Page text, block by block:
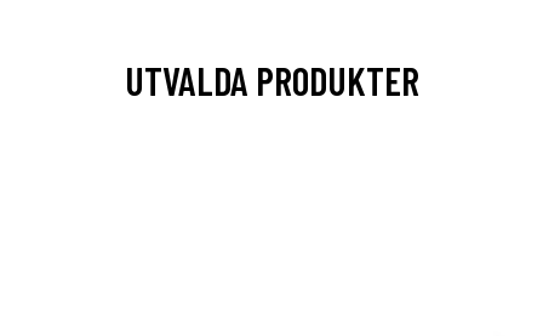
UTVALDA PRODUKTER